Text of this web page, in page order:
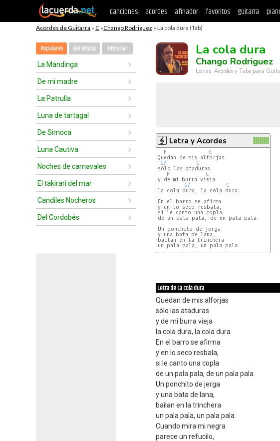
canciones acordes afinador favoritos guitarra
Acordes de Guitarra » C »Chango Rodriguez » La cola dura (Tab)
Populares del Artista Historial
La Mandinga
De mi madre
La Patrulla
Luna de tartagal
De Simoca
Luna Cautiva
Noches de carnavales
El takirari del mar
Candiles Nocheros
Del Cordobés
La cola dura
Chango Rodriguez
Letras, Acordes y Tabs para
Letra y Acordes
F
C
Quedan de mis alforjas
G7
C
sólo las ataduras
F
C
y de mi burra vieja
G7
C
la cola dura, la cola dura.
En el barro se afirma
y en lo seco resbala,
si le canto una copla
de un pala pala, de un pala pala.
Un ponchito de jerga
y una bata de lana,
bailan en la trinchera
un pala pala, un pala pala.
Letra de La cola dura
Quedan de mis alforjas
sólo las ataduras
y de mi burra vieja
la cola dura, la cola dura.
En el barro se afirma
y en lo seco resbala,
si le canto una copla
de un pala pala, de un pala pala.
Un ponchito de jerga
y una bata de lana,
bailan en la trinchera
un pala pala, un pala pala.
Cuando mira mi negra
parece un refucilo,